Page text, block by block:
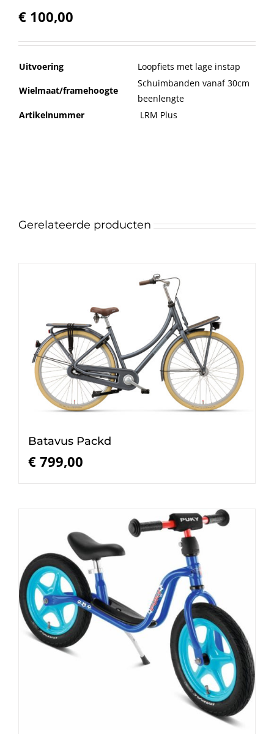
€ 100,00
Uitvoering Loopfiets met lage instap
Wielmaat/framehoogte
Schuimbanden vanaf 30cm
beenlengte
Artikelnummer
LRM Plus
Gerelateerde producten
Batavus Packd
€ 799,00